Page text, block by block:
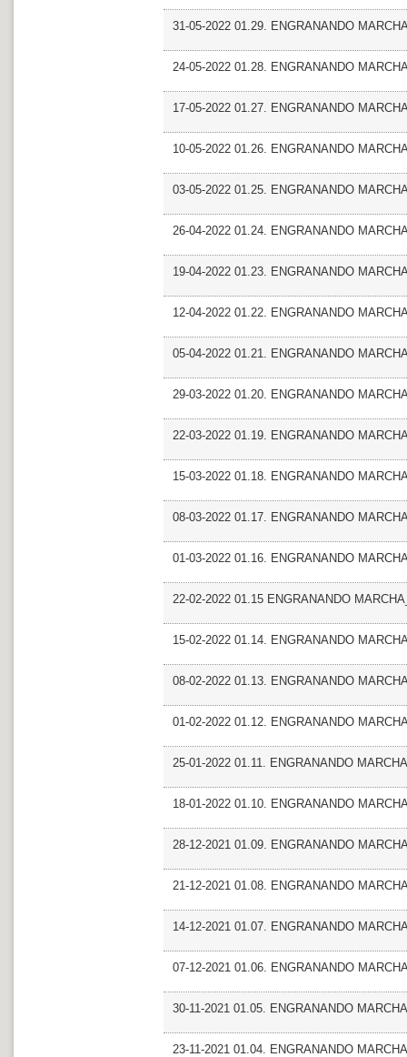
31-05-2022 01.29. ENGRANANDO
24-05-2022 01.28. ENGRANANDO
17-05-2022 01.27. ENGRANANDO
10-05-2022 01.26. ENGRANANDO
03-05-2022 01.25. ENGRANANDO
26-04-2022 01.24. ENGRANANDO
19-04-2022 01.23. ENGRANANDO
12-04-2022 01.22. ENGRANANDO
05-04-2022 01.21. ENGRANANDO
29-03-2022 01.20. ENGRANANDO
22-03-2022 01.19. ENGRANANDO
15-03-2022 01.18. ENGRANANDO
08-03-2022 01.17. ENGRANANDO
01-03-2022 01.16. ENGRANANDO
22-02-2022 01.15 ENGRANANDO
15-02-2022 01.14. ENGRANANDO
08-02-2022 01.13. ENGRANANDO
01-02-2022 01.12. ENGRANANDO
25-01-2022 01.11. ENGRANANDO
18-01-2022 01.10. ENGRANANDO
28-12-2021 01.09. ENGRANANDO
21-12-2021 01.08. ENGRANANDO
14-12-2021 01.07. ENGRANANDO
07-12-2021 01.06. ENGRANANDO
30-11-2021 01.05. ENGRANANDO
23-11-2021 01.04. ENGRANANDO